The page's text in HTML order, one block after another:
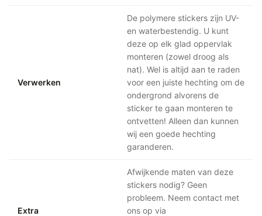
Verwerken
De polymere stickers zijn UV-
en waterbestendig. U kunt
deze op elk glad oppervlak
monteren (zowel droog als
nat). Wel is altijd aan te raden
voor een juiste hechting om de
ondergrond alvorens de
sticker te gaan monteren te
ontvetten! Alleen dan kunnen
wij een goede hechting
garanderen.
Extra
Afwijkende maten van deze
stickers nodig? Geen
probleem. Neem contact met
ons op via